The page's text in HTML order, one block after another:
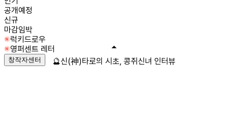
공개예정
신규
마감임박
럭키드로우
영퍼센트 레터
창작자센터 🔮신(神)타로의 시초, 콩쥐신녀 인터뷰